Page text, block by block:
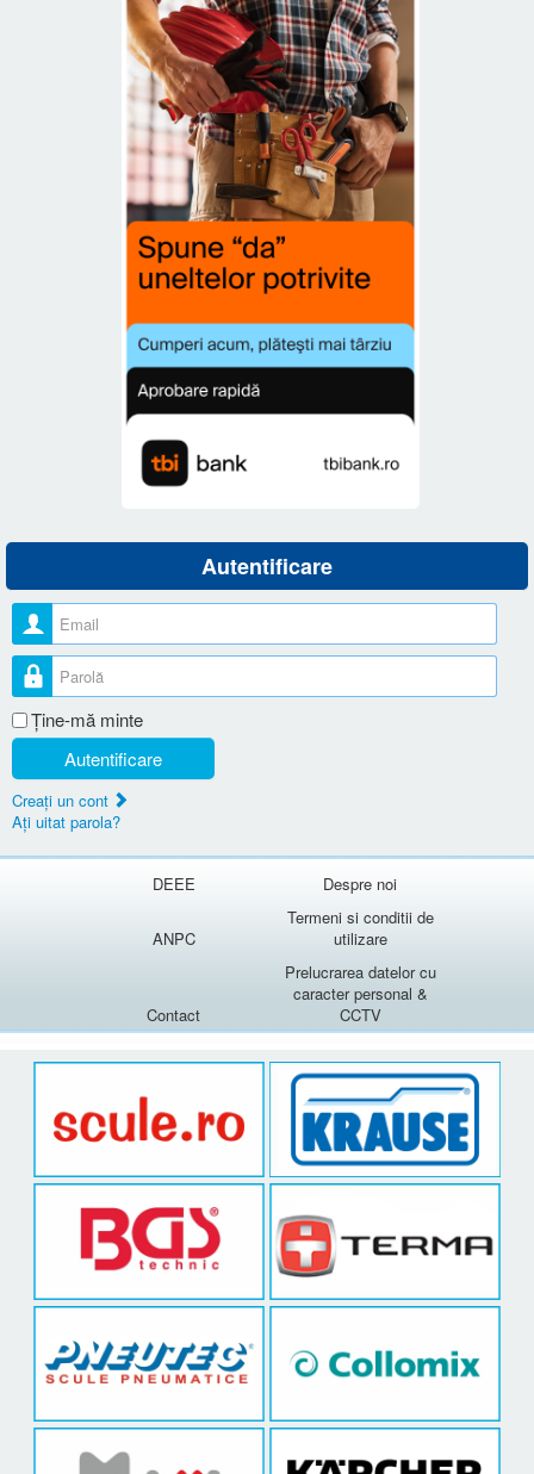
Autentificare
Nume utilizator
Parolă
Ţine-mă minte
Autentificare
Creaţi un cont
Aţi uitat parola?
DEEE Despre noi
ANPC
Termeni si conditii de
utilizare
Contact
Prelucrarea datelor cu
caracter personal &
CCTV